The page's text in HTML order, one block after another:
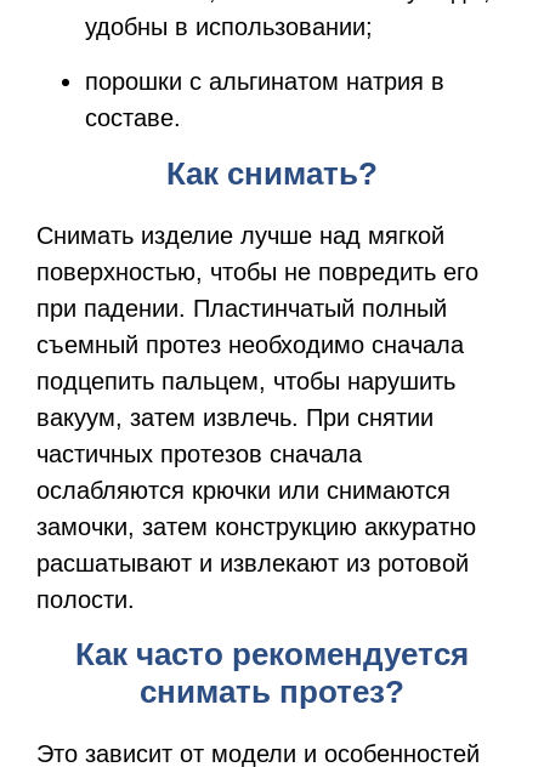
удобны в использовании;
порошки с альгинатом натрия в
составе.
Как снимать?
Снимать изделие лучше над мягкой
поверхностью, чтобы не повредить его
при падении. Пластинчатый полный
съемный протез необходимо сначала
подцепить пальцем, чтобы нарушить
вакуум, затем извлечь. При снятии
частичных протезов сначала
ослабляются крючки или снимаются
замочки, затем конструкцию аккуратно
расшатывают и извлекают из ротовой
полости.
Как часто рекомендуется
снимать протез?
Это зависит от модели и особенностей